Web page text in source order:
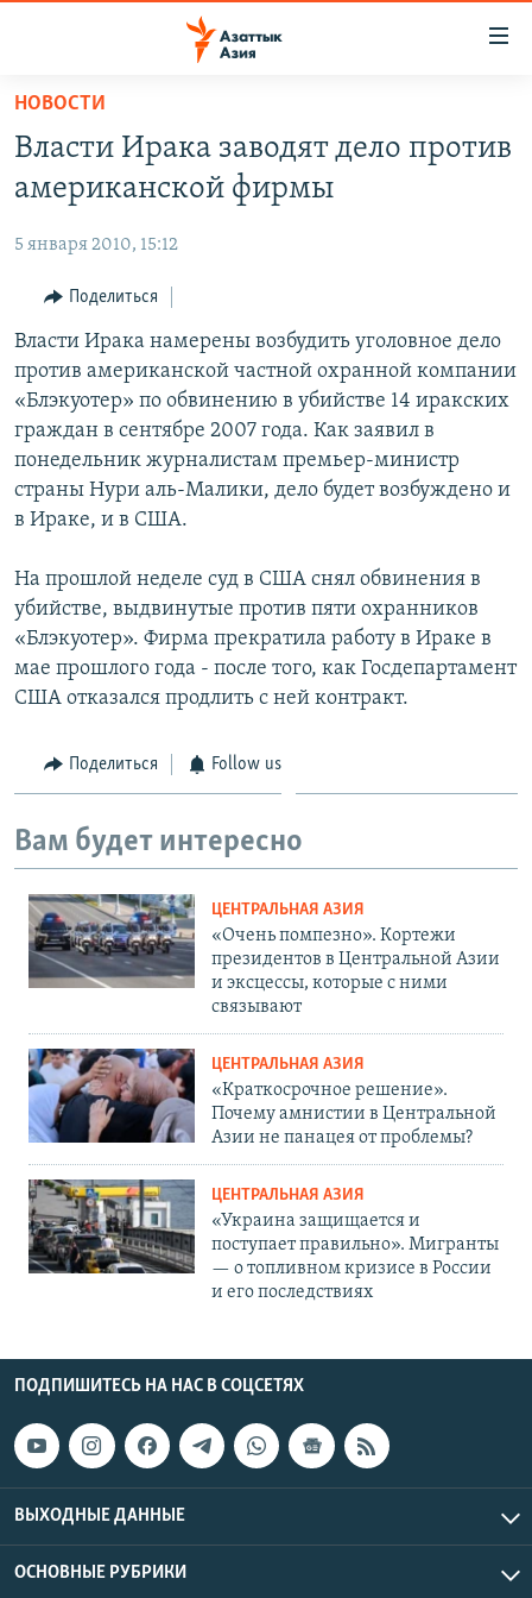
Вернуться
основному
содержанию
Вернутся
навигации
Вернутся
поиску
УЗБЕКИСТАН
ТАДЖИКИСТАН
ВОЙНА В УКРАИНЕ
НА ДРУГИХ ЯЗЫКАХ
ҚАЗАҚША
КЫРГЫЗЧА
ТОҶИКӢ
TÜRKMENÇE
Все сайты РСЕ/РС
НОВОСТИ
Власти Ирака заводят дело против
американской фирмы
5 января 2010, 15:12
Поделиться
Власти Ирака намерены возбудить уголовное дело
против американской частной охранной компании
«Блэкуотер» по обвинению в убийстве 14 иракских
граждан в сентябре 2007 года. Как заявил в
понедельник журналистам премьер-министр
страны Нури аль-Малики, дело будет возбуждено и
в Ираке, и в США.
На прошлой неделе суд в США снял обвинения в
убийстве, выдвинутые против пяти охранников
«Блэкуотер». Фирма прекратила работу в Ираке в
мае прошлого года - после того, как Госдепартамент
США отказался продлить с ней контракт.
Поделиться Follow us
Вам будет интересно
ЦЕНТРАЛЬНАЯ АЗИЯ
«Очень помпезно». Кортежи
президентов в Центральной Азии
и эксцессы, которые с ними
связывают
ЦЕНТРАЛЬНАЯ АЗИЯ
«Краткосрочное решение».
Почему амнистии в Центральной
Азии не панацея от проблемы?
ЦЕНТРАЛЬНАЯ АЗИЯ
«Украина защищается и
поступает правильно». Мигранты
— о топливном кризисе в России
и его последствиях
ПОДПИШИТЕСЬ НА НАС В СОЦСЕТЯХ
ВЫХОДНЫЕ ДАННЫЕ
ОСНОВНЫЕ РУБРИКИ